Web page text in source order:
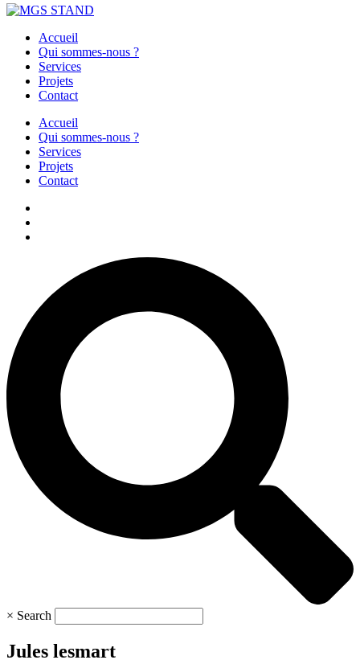
Accueil
Qui sommes-nous ?
Services
Projets
Contact
Accueil
Qui sommes-nous ?
Services
Projets
Contact
× Search
Jules lesmart